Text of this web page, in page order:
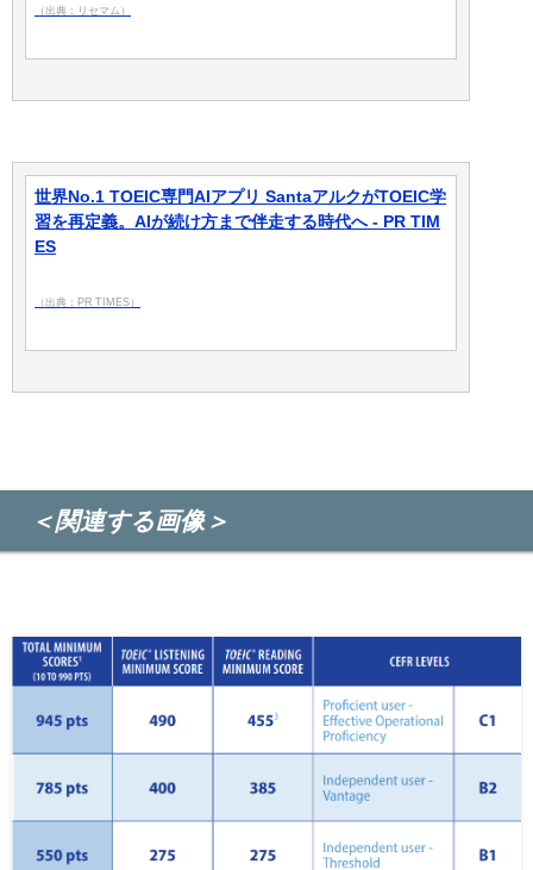
（出典：リセマム）
世界No.1 TOEIC専門AIアプリ SantaアルクがTOEIC学
習を再定義。AIが続け方まで伴走する時代へ - PR TIM
ES
（出典：PR TIMES）
＜関連する画像＞